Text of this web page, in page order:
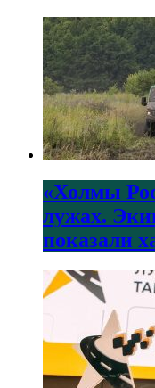
«Холмы
лужах.
показали